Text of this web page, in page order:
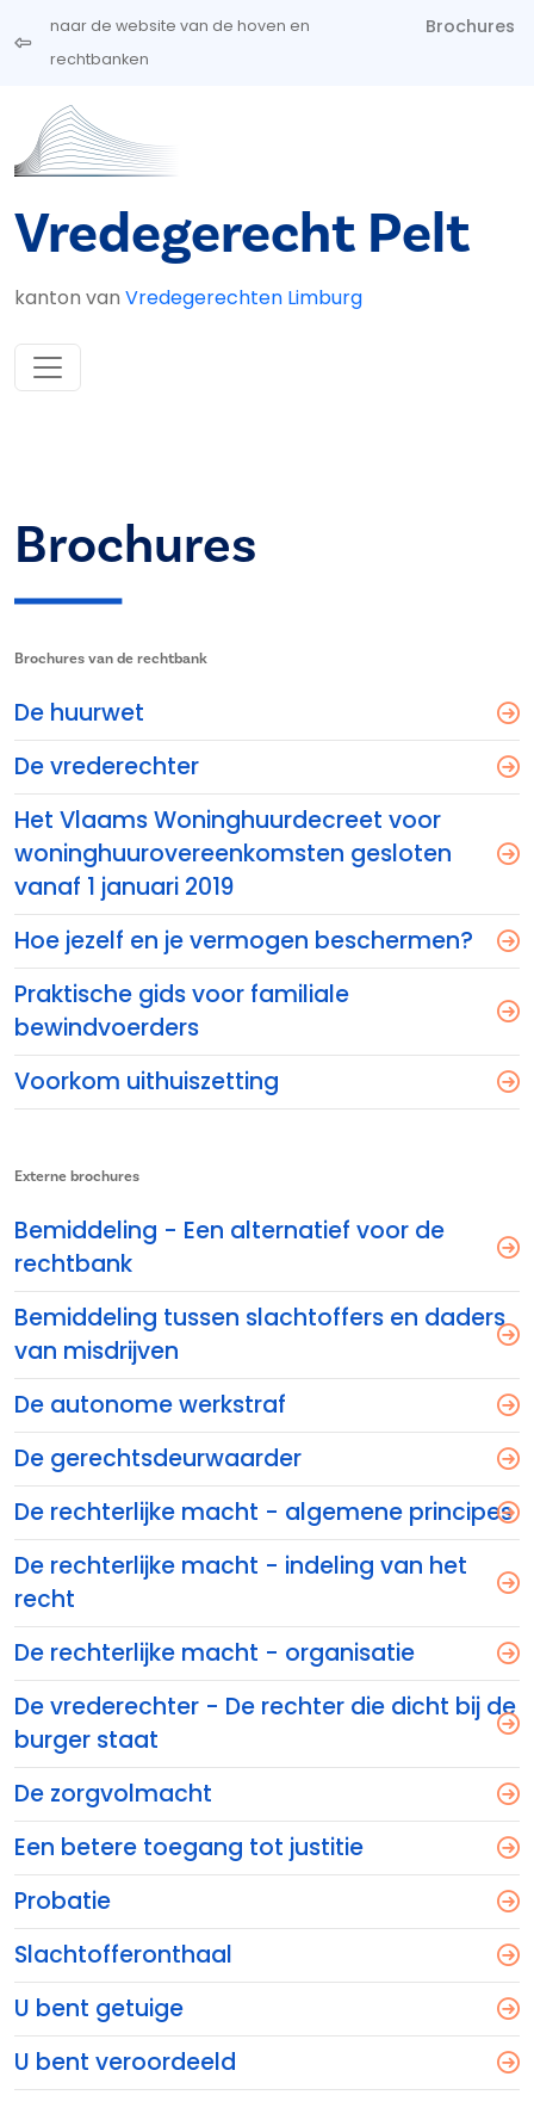
Overslaan en naar de inhoud gaan
naar de website van de hoven en
rechtbanken
Brochures
Vredegerecht Pelt
kanton van Vredegerechten Limburg
Brochures
Brochures van de rechtbank
De huurwet
De vrederechter
Het Vlaams Woninghuurdecreet voor
woninghuurovereenkomsten gesloten
vanaf 1 januari 2019
Hoe jezelf en je vermogen beschermen?
Praktische gids voor familiale
bewindvoerders
Voorkom uithuiszetting
Externe brochures
Bemiddeling - Een alternatief voor de
rechtbank
Bemiddeling tussen slachtoffers en daders
van misdrijven
De autonome werkstraf
De gerechtsdeurwaarder
De rechterlijke macht - algemene principes
De rechterlijke macht - indeling van het
recht
De rechterlijke macht - organisatie
De vrederechter - De rechter die dicht bij de
burger staat
De zorgvolmacht
Een betere toegang tot justitie
Probatie
Slachtofferonthaal
U bent getuige
U bent veroordeeld